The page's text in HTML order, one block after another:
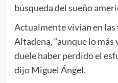
búsqueda del sueño
Actualmente vivían en las
Altadena, “aunque lo más
duele haber perdido el
dijo Miguel Ángel.